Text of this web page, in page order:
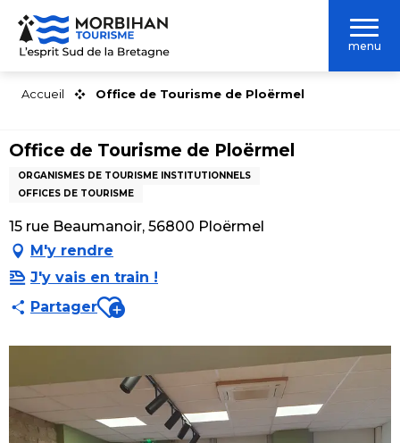
Aller
contenu
menu
Accueil Office de Tourisme de Ploërmel
Office de Tourisme de Ploërmel
ORGANISMES DE TOURISME INSTITUTIONNELS
OFFICES DE TOURISME
15 rue Beaumanoir, 56800 Ploërmel
M'y rendre
J'y vais en train !
PartagerAjouter aux favoris